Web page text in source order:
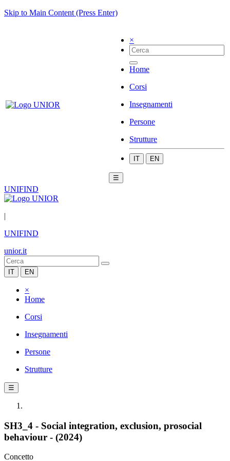
Skip to Main Content (Press Enter)
×
Home
Corsi
Insegnamenti
Persone
Strutture
IT EN
☰
UNIFIND
|
UNIFIND
unior.it
IT EN
×
Home
Corsi
Insegnamenti
Persone
Strutture
☰
SH3_4 - Social integration, exclusion, prosocial
behaviour - (2024)
Concetto